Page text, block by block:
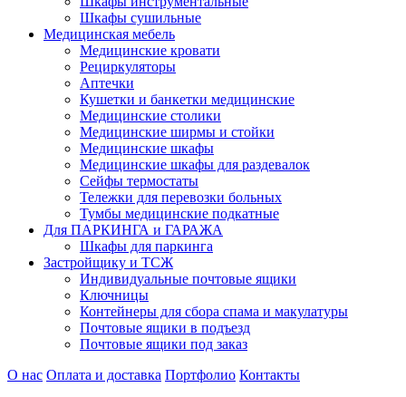
Шкафы сушильные
Медицинская мебель
Медицинские кровати
Рециркуляторы
Аптечки
Кушетки и банкетки медицинские
Медицинские столики
Медицинские ширмы и стойки
Медицинские шкафы
Медицинские шкафы для раздевалок
Сейфы термостаты
Тележки для перевозки больных
Тумбы медицинские подкатные
Для ПАРКИНГА и ГАРАЖА
Шкафы для паркинга
Застройщику и ТСЖ
Индивидуальные почтовые ящики
Ключницы
Контейнеры для сбора спама и макулатуры
Почтовые ящики в подъезд
Почтовые ящики под заказ
О нас Оплата и доставка Портфолио Контакты